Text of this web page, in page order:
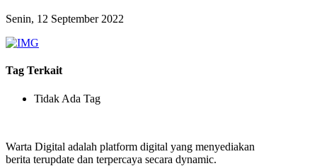
Senin, 12 September 2022
Tag Terkait
Tidak Ada Tag
Warta Digital adalah platform digital yang menyediakan
berita terupdate dan terpercaya secara dynamic.